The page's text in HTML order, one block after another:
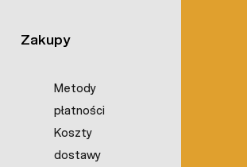
Zakupy
Metody
płatności
Koszty
dostawy